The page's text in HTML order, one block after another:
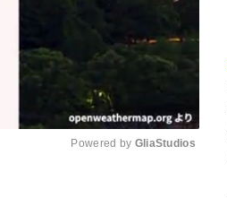
Powered by GliaStudios